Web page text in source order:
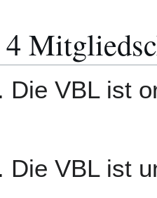
4
Die VBL ist
Die VBL ist